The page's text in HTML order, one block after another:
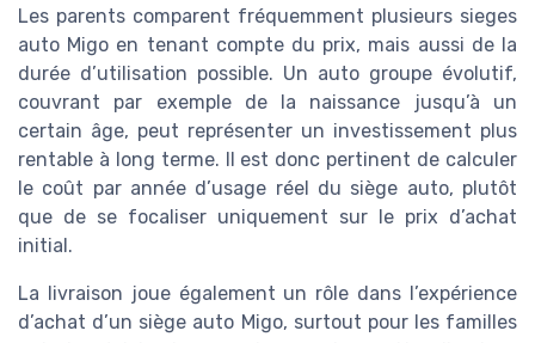
Les parents comparent fréquemment plusieurs sieges
auto Migo en tenant compte du prix, mais aussi de la
durée d’utilisation possible. Un auto groupe évolutif,
couvrant par exemple de la naissance jusqu’à un
certain âge, peut représenter un investissement plus
rentable à long terme. Il est donc pertinent de calculer
le coût par année d’usage réel du siège auto, plutôt
que de se focaliser uniquement sur le prix d’achat
initial.
La livraison joue également un rôle dans l’expérience
d’achat d’un siège auto Migo, surtout pour les familles